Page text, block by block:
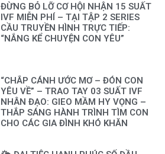
ĐỪNG BỎ LỠ CƠ HỘI NHẬN 15 SUẤT
IVF MIỄN PHÍ – TẠI TẬP 2 SERIES
CẦU TRUYỀN HÌNH TRỰC TIẾP:
“NẮNG KỂ CHUYỆN CON YÊU”
“CHẮP CÁNH ƯỚC MƠ – ĐÓN CON
YÊU VỀ” – TRAO TAY 03 SUẤT IVF
NHÂN ĐẠO: GIEO MẦM HY VỌNG –
THẮP SÁNG HÀNH TRÌNH TÌM CON
CHO CÁC GIA ĐÌNH KHÓ KHĂN